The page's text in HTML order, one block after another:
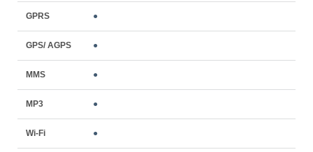
GPRS ●
GPS/ AGPS ●
MMS ●
MP3 ●
Wi-Fi ●